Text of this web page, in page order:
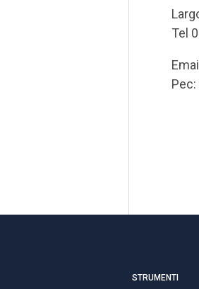
Tel
Pec:
STRUMENTI